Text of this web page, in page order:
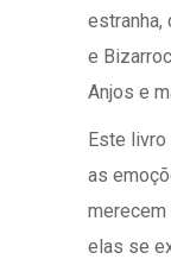
estranha,
e
Anjos e
Este
as
merecem
elas se